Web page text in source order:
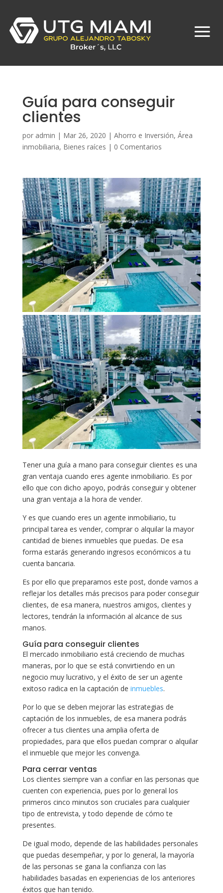
Guía para conseguir
clientes
por admin | Mar 26, 2020 | Ahorro e Inversión, Área
inmobiliaria, Bienes raíces | 0 Comentarios
Tener una guía a mano para conseguir clientes es una
gran ventaja cuando eres agente inmobiliario. Es por
ello que con dicho apoyo, podrás conseguir y obtener
una gran ventaja a la hora de vender.
Y es que cuando eres un agente inmobiliario, tu
principal tarea es vender, comprar o alquilar la mayor
cantidad de bienes inmuebles que puedas. De esa
forma estarás generando ingresos económicos a tu
cuenta bancaria.
Es por ello que preparamos este post, donde vamos a
reflejar los detalles más precisos para poder conseguir
clientes, de esa manera, nuestros amigos, clientes y
lectores, tendrán la información al alcance de sus
manos.
Guía para conseguir clientes
El mercado inmobiliario está creciendo de muchas
maneras, por lo que se está convirtiendo en un
negocio muy lucrativo, y el éxito de ser un agente
exitoso radica en la captación de inmuebles.
Por lo que se deben mejorar las estrategias de
captación de los inmuebles, de esa manera podrás
ofrecer a tus clientes una amplia oferta de
propiedades, para que ellos puedan comprar o alquilar
el inmueble que mejor les convenga.
Para cerrar ventas
Los clientes siempre van a confiar en las personas que
cuenten con experiencia, pues por lo general los
primeros cinco minutos son cruciales para cualquier
tipo de entrevista, y todo depende de cómo te
presentes.
De igual modo, depende de las habilidades personales
que puedas desempeñar, y por lo general, la mayoría
de las personas se gana la confianza con las
habilidades basadas en experiencias de los anteriores
éxitos que han tenido.